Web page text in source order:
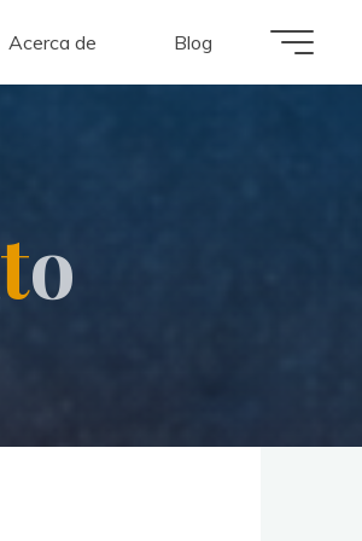
Acerca de Blog
to